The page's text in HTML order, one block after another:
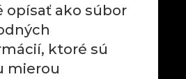
opísať ako súbor
ktoré sú
mierou